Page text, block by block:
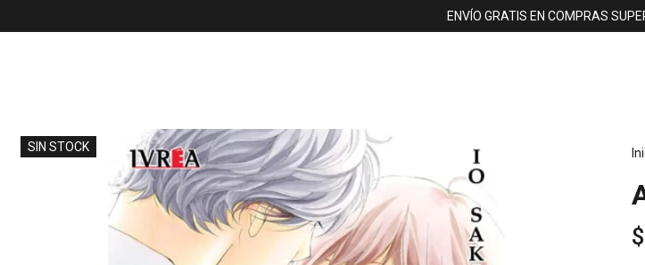
ENVÍO GRATIS EN COMPRAS
SIN STOCK